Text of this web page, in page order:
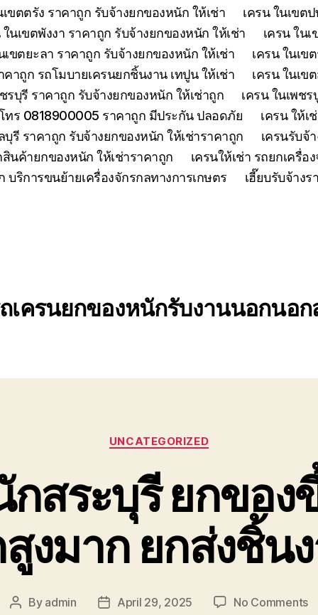
เขตตรัง ราคาถูก รับจ้างยกของหนัก ให้เช่า
เครน ในเขต
ในเขตพังงา ราคาถูก รับจ้างยกของหนัก ให้เช่า
เครน ใน
เขตยะลา ราคาถูก รับจ้างยกของหนัก ให้เช่า
เครน ในเข
คาถูก รถโมบายเครนยกชิ้นงาน เทปูน ให้เช่า
เครน ในเข
รบุรี ราคาถูก รับจ้างยกของหนัก ให้เช่าถูก
เครน ในเพช
ทร 0818900005 ราคาถูก มีประกัน ปลอดภัย
เครน ให้เ
รี ราคาถูก รับจ้างยกของหนัก ให้เช่าราคาถูก
เครนรับจ้
นค้ายกของหนัก ให้เช่าราคาถูก
เครนให้เช่า รถยกเครื่
บริการขนย้ายเครื่องจักรกลทางการเกษตร
เฮี๊ยบรับจ้าง
เครนยกของหนักรับงานนอกนอ
Categories
UNCATEGORIZED
สระบุรี ยกขอ
งมาก ยกส่งชิ้น
Post
By admin
PostApril 29, 2025 No Comments